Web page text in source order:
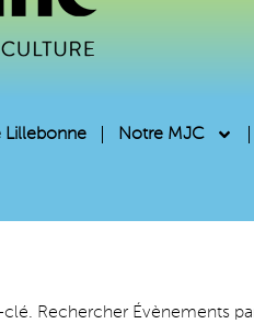
Lillebonne Notre MJC
Rechercher Évènements